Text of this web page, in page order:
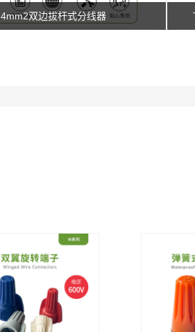
4mm2双边拔杆式分线器